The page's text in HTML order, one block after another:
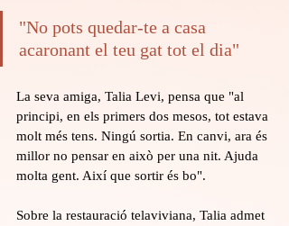
"No pots quedar-te a casa
acaronant el teu gat tot el dia"
La seva amiga, Talia Levi, pensa que "al
principi, en els primers dos mesos, tot estava
molt més tens. Ningú sortia. En canvi, ara és
millor no pensar en això per una nit. Ajuda
molta gent. Així que sortir és bo".
Sobre la restauració telaviviana, Talia admet